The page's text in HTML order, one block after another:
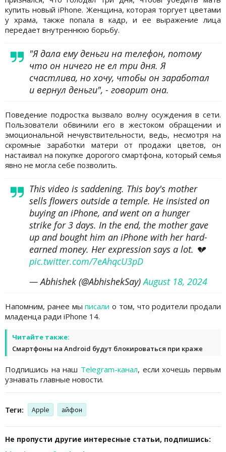
купить новый iPhone. Женщина, которая торгует цветами
у храма, также попала в кадр, и ее выражение лица
передает внутреннюю борьбу.
"Я дала ему деньги на телефон, потому
что он ничего не ел три дня. Я
счастлива, но хочу, чтобы он заработал
и вернул деньги", - говорит она.
Поведение подростка вызвало волну осуждения в сети.
Пользователи обвинили его в жестоком обращении и
эмоциональной нечувствительности, ведь, несмотря на
скромные заработки матери от продажи цветов, он
настаивал на покупке дорогого смартфона, который семья
явно не могла себе позволить.
This video is saddening. This boy's mother
sells flowers outside a temple. He insisted on
buying an iPhone, and went on a hunger
strike for 3 days. In the end, the mother gave
up and bought him an iPhone with her hard-
earned money. Her expression says a lot. 💔
pic.twitter.com/7eAhqcU3pD
— Abhishek (@AbhishekSay)August 18, 2024
Напомним, ранее мыписали о том, что родители продали
младенца ради iPhone 14.
Читайте также:
Смартфоны на Android будут блокироваться при краже
Подпишись на наш Telegram-канал, если хочешь первым
узнавать главные новости.
Теги: Apple айфон
Не пропусти другие интересные статьи, подпишись: